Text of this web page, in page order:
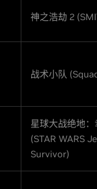
神之浩劫 2
战术小队
星球大战绝地：
(STAR WARS
Survivor)